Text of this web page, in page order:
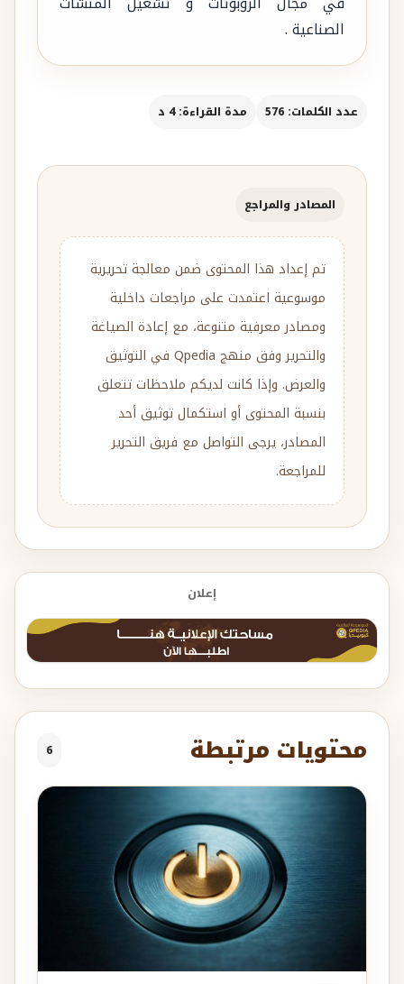
الصناعية .
عدد الكلمات: 576 مدة القراءة: 4 د
المصادر والمراجع
تم إعداد هذا المحتوى ضمن معالجة تحريرية
موسوعية اعتمدت على مراجعات داخلية
ومصادر معرفية متنوعة، مع إعادة الصياغة
والتحرير وفق منهج Qpedia في التوثيق
والعرض. وإذا كانت لديكم ملاحظات تتعلق
بنسبة المحتوى أو استكمال توثيق أحد
المصادر، يرجى التواصل مع فريق التحرير
للمراجعة.
إعلان
محتويات مرتبطة 6